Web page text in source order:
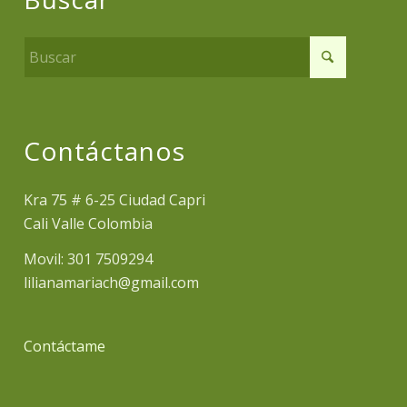
Contáctanos
Kra 75 # 6-25 Ciudad Capri
Cali Valle Colombia
Movil: 301 7509294
lilianamariach@gmail.com
Contáctame